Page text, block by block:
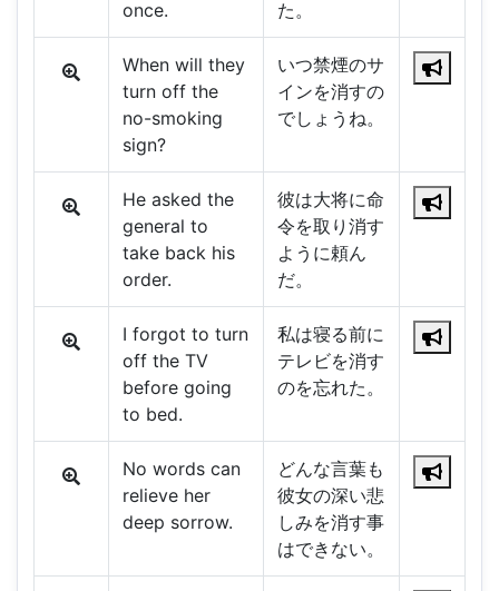
once. た。
When will they
turn off the
no-smoking
sign?
いつ禁煙のサ
インを消すの
でしょうね。
He asked the
general to
take back his
order.
彼は大将に命
令を取り消す
ように頼ん
だ。
I forgot to turn
off the TV
before going
to bed.
私は寝る前に
テレビを消す
のを忘れた。
No words can
relieve her
deep sorrow.
どんな言葉も
彼女の深い悲
しみを消す事
はできない。